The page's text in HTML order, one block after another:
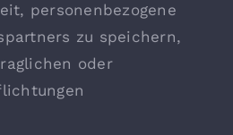
personenbezogene
zu speichern,
oder